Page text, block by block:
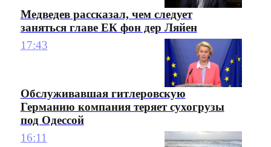
Медведев рассказал, чем следует
заняться главе ЕК фон дер Ляйен
17:43
Обслуживавшая гитлеровскую
Германию компания теряет сухогрузы
под Одессой
16:11